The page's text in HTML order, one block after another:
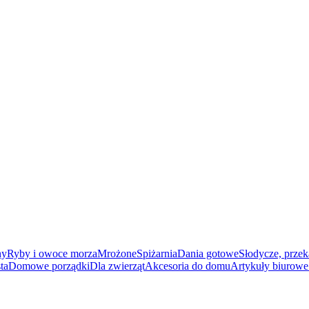
Ryby i owoce morzaMrożoneSpiżarniaDania gotoweSłodycze,
Domowe porządkiDla zwierzątAkcesoria do domuArtykuły